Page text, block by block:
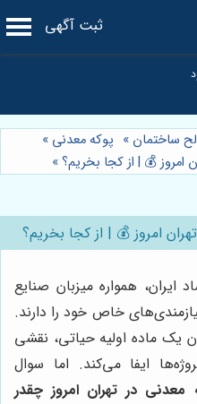
ثبت آگهی
ساختمان » پوکه معدنی »
💰 | از کجا بخریم؟»
امروز 💰 | از کجا بخریم؟
ایران، همواره میزبان صنایع
خاص خود را دارند.
یک ماده اولیه حیاتی، نقشی
ایفا می‌کند. اما سوال
در تهران امروز چقدر